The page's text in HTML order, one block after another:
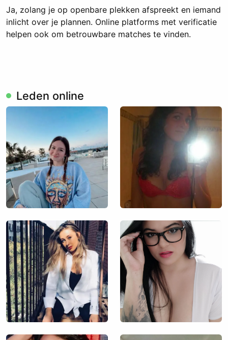
Ja, zolang je op openbare plekken afspreekt en iemand
inlicht over je plannen. Online platforms met verificatie
helpen ook om betrouwbare matches te vinden.
Leden online